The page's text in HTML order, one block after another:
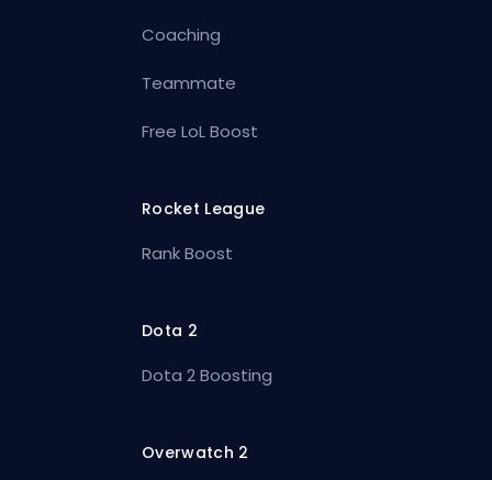
Coaching
Teammate
Free LoL Boost
Rocket League
Rank Boost
Dota 2
Dota 2 Boosting
Overwatch 2